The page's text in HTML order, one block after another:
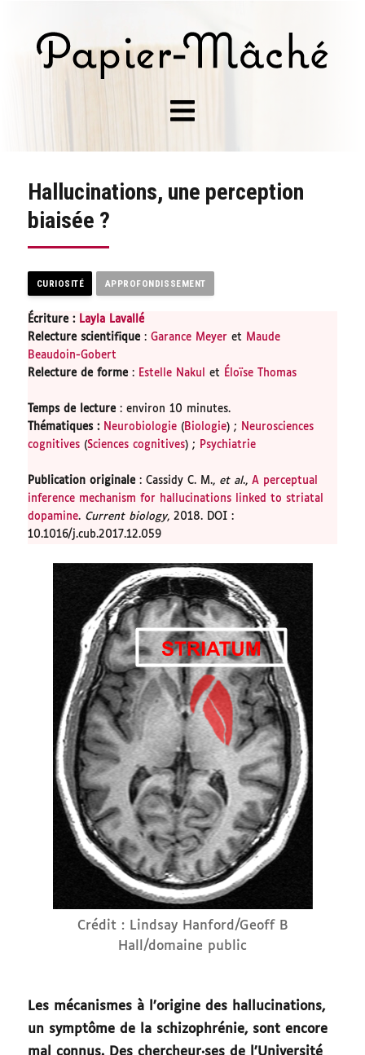
Hallucinations, une perception
biaisée ?
CURIOSITÉ APPROFONDISSEMENT
Écriture : Layla Lavallé
Relecture scientifique:Garance Meyer et Maude
Beaudoin-Gobert
Relecture de forme: Estelle Nakul et Éloïse Thomas
Temps de lecture: environ 10 minutes.
Thématiques: Neurobiologie ( Biologie) ;
Neurosciences
cognitives (Sciences cognitives) ; Psychiatrie
Publication originale: Cassidy C. M., et al.,A perceptual
inference mechanism for hallucinations linked to striatal
dopamine. Current biology, 2018. DOI :
10.1016/j.cub.2017.12.059
Crédit : Lindsay Hanford/Geoff B
Hall/domaine public
Les mécanismes à l’origine des hallucinations,
un symptôme de la schizophrénie, sont encore